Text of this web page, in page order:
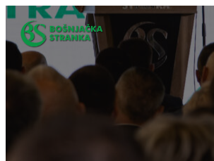
Idi
sadržaj